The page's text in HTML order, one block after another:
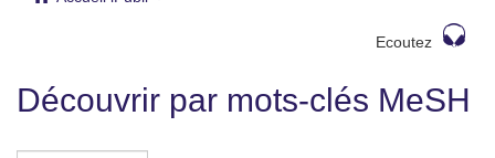
Ecoutez
Découvrir par mots-clés MeSH